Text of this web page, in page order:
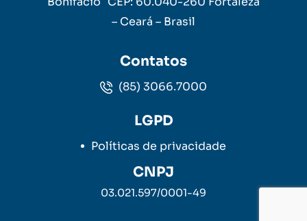
– Ceará – Brasil
Contatos
(85) 3066.7000
LGPD
Políticas de privacidade
CNPJ
03.021.597/0001-49